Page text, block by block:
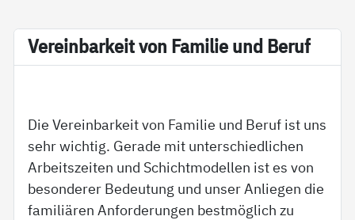
Ve­r­ein­bar­keit von Fa­mi­lie und Be­ruf
Die Vereinbarkeit von Familie und Beruf ist uns
sehr wichtig. Gerade mit unterschiedlichen
Arbeitszeiten und Schichtmodellen ist es von
besonderer Bedeutung und unser Anliegen die
familiären Anforderungen bestmöglich zu